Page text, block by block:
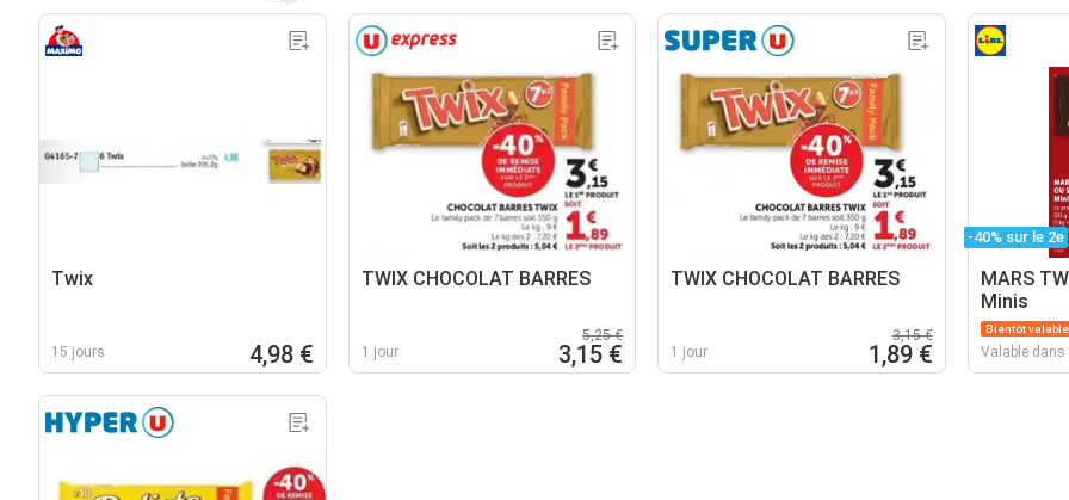
Twix
15 jours 4,98 €
TWIX CHOCOLAT BARRES
1 jour
5,25 €
3,15 €
TWIX CHOCOLAT BARRES
1 jour
3,15 €
1,89 €
-40% sur le 2e
MARS
Minis
Bientôt valable
Valable dans